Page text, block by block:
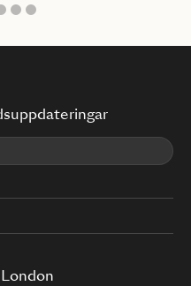
1 2 3
London